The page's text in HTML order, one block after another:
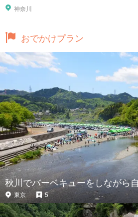
神奈川
おでかけプラン
秋川でバーベキューをしながら
東京 5